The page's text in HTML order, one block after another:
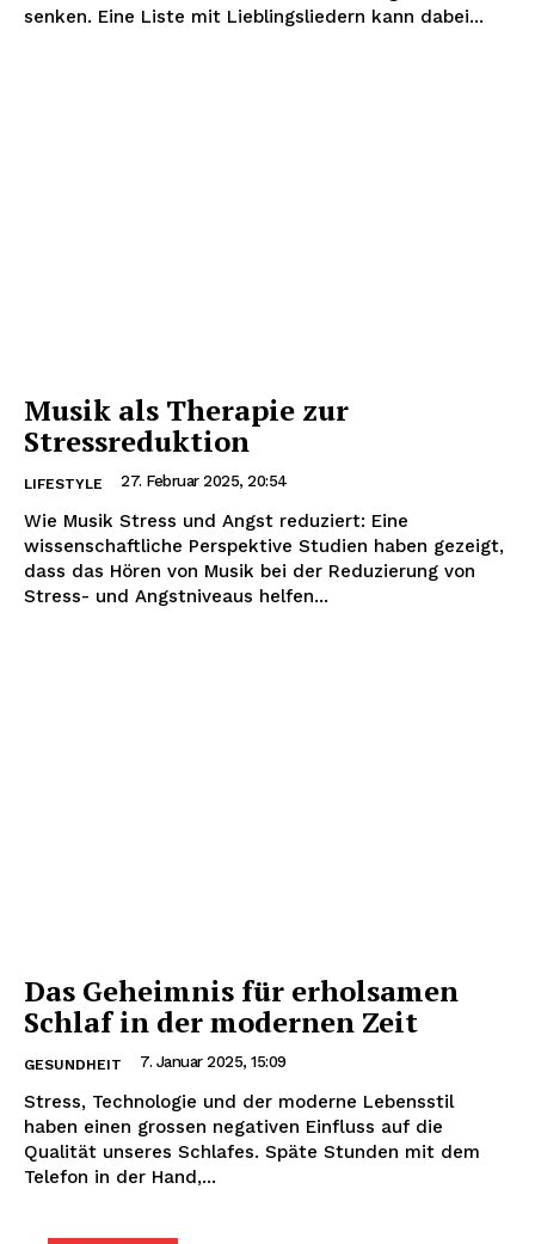
senken. Eine Liste mit Lieblingsliedern kann dabei...
Musik als Therapie zur
Stressreduktion
LIFESTYLE 27. Februar 2025, 20:54
Wie Musik Stress und Angst reduziert: Eine
wissenschaftliche Perspektive Studien haben gezeigt,
dass das Hören von Musik bei der Reduzierung von
Stress- und Angstniveaus helfen...
Das Geheimnis für erholsamen
Schlaf in der modernen Zeit
GESUNDHEIT 7. Januar 2025, 15:09
Stress, Technologie und der moderne Lebensstil
haben einen grossen negativen Einfluss auf die
Qualität unseres Schlafes. Späte Stunden mit dem
Telefon in der Hand,...